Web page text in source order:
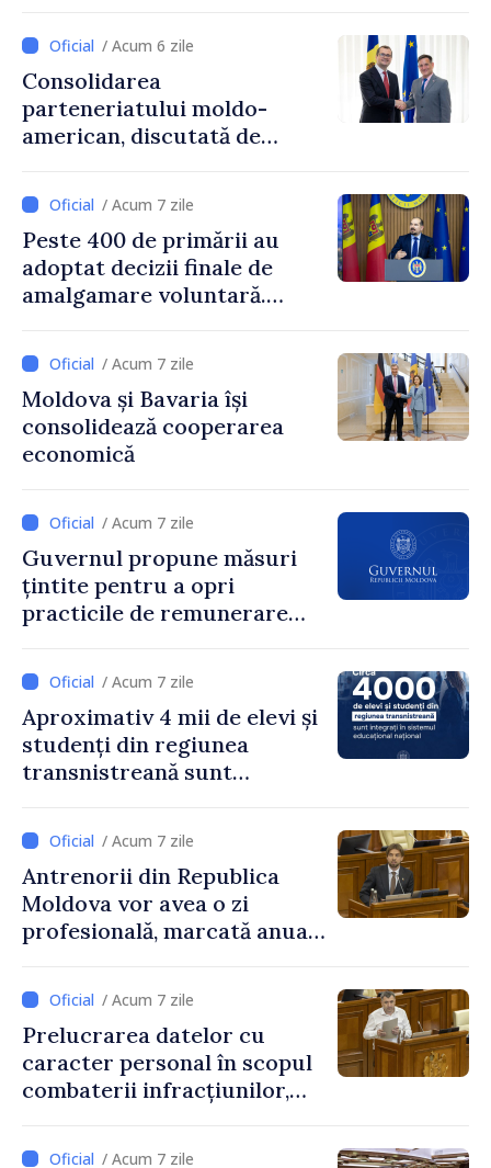
/ Acum 6 zile
Consolidarea
parteneriatului moldo-
american, discutată de
și însărcinatul cu afaceri al
SUA, Nick Pietrowicz
/ Acum 7 zile
Peste 400 de primării au
adoptat decizii finale de
amalgamare voluntară.
Guvernului, Alexei Buzu:
„85,5% dintre primării au
inițiat procesul. Le
mulțumim aleșilor locali
pentru că au pus pe primul
dezvoltar
/ Acum 7 zile
Moldova și Bavaria își
consolidează cooperarea
economică
/ Acum 7 zile
Guvernul propune măsuri
țintite pentru a opri
practicile de remunerare
/ Acum 7 zile
Aproximativ 4 mii de elevi și
studenți din regiunea
transnistreană sunt
educațional național
/ Acum 7 zile
Antrenorii din Republica
Moldova vor avea o zi
profesională, marcată anual
/ Acum 7 zile
Prelucrarea datelor cu
caracter personal în scopul
combaterii infracțiunilor,
/ Acum 7 zile